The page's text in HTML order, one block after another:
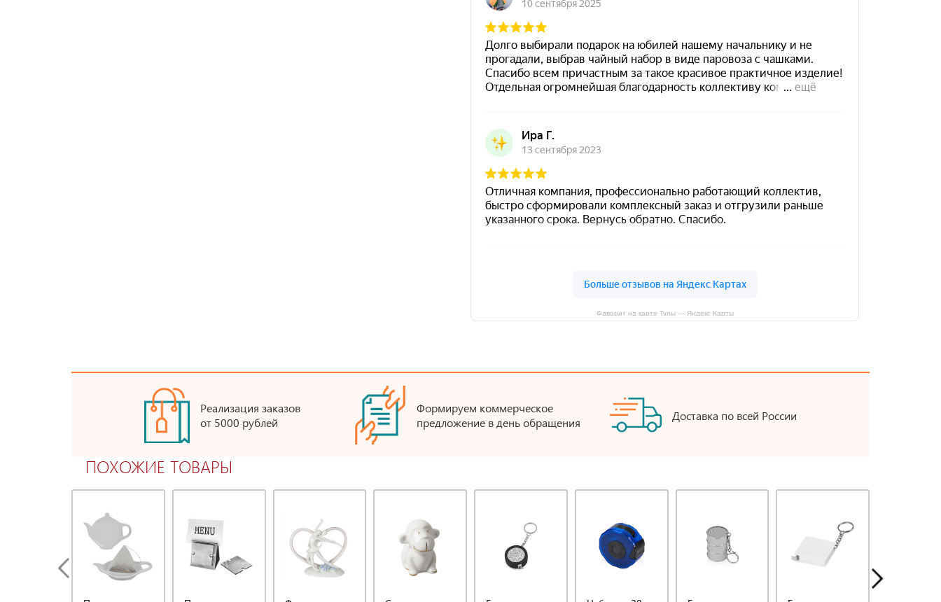
Фаворит на карте Тулы — Яндекс Карты
Реализация заказов
от 5000 рублей
Формируем коммерческое
предложение в день обращения
Доставка по всей России
ПОХОЖИЕ ТОВАРЫ